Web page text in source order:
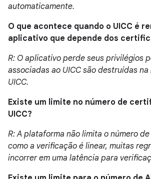
automaticamente.
O que acontece quando o UICC é
aplicativo que depende dos
R: O aplicativo perde seus privilégios
associadas ao UICC são destruídas
UICC.
Existe um limite no número de
UICC?
R: A plataforma não limita o número
como a verificação é linear, muitas
incorrer em uma latência para